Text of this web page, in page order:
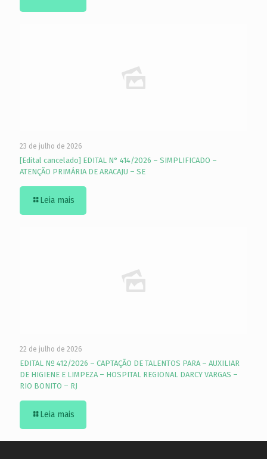
23 de julho de 2026
[Edital cancelado] EDITAL N° 414/2026 – SIMPLIFICADO –
ATENÇÃO PRIMÁRIA DE ARACAJU – SE
Leia mais
22 de julho de 2026
EDITAL Nº 412/2026 – CAPTAÇÃO DE TALENTOS PARA – AUXILIAR
DE HIGIENE E LIMPEZA – HOSPITAL REGIONAL DARCY VARGAS –
RIO BONITO – RJ
Leia mais